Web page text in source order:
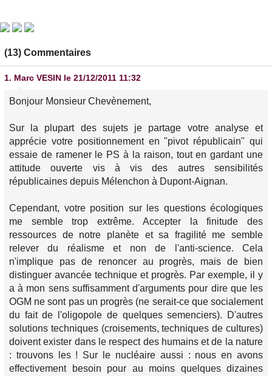
(13) Commentaires
1. Marc VESIN le 21/12/2011 11:32
Bonjour Monsieur Chevènement,
Sur la plupart des sujets je partage votre analyse et
apprécie votre positionnement en "pivot républicain" qui
essaie de ramener le PS à la raison, tout en gardant une
attitude ouverte vis à vis des autres sensibilités
républicaines depuis Mélenchon à Dupont-Aignan.
Cependant, votre position sur les questions écologiques
me semble trop extrême. Accepter la finitude des
ressources de notre planète et sa fragilité me semble
relever du réalisme et non de l'anti-science. Cela
n'implique pas de renoncer au progrès, mais de bien
distinguer avancée technique et progrès. Par exemple, il y
a à mon sens suffisamment d'arguments pour dire que les
OGM ne sont pas un progrès (ne serait-ce que socialement
du fait de l'oligopole de quelques semenciers). D'autres
solutions techniques (croisements, techniques de cultures)
doivent exister dans le respect des humains et de la nature
: trouvons les ! Sur le nucléaire aussi : nous en avons
effectivement besoin pour au moins quelques dizaines